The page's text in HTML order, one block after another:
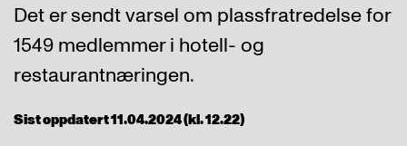
Det er sendt varsel om plassfratredelse for
1549 medlemmer i hotell- og
restaurantnæringen.
Sist oppdatert 11.04.2024 (kl. 12.22)